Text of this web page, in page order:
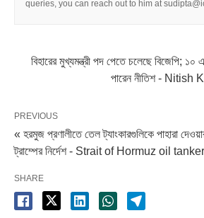
queries, you can reach out to him at
বিহারের মুখ্যমন্ত্রী পদ পেতে চলেছে বিজেপি;
পারেন নীতিশ -
PREVIOUS
« হরমুজ প্রণালীতে তেল ট্যাংকারগুলিকে পাহারা
ট্রাম্পের নির্দেশ - Strait of Hormuz oil
SHARE